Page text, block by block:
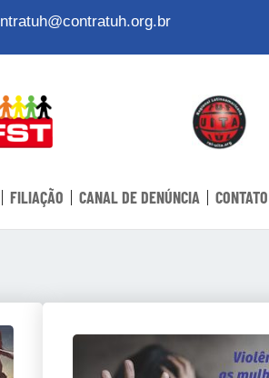
FILIAÇÃO CANAL DE DENÚNCIA CONTATO